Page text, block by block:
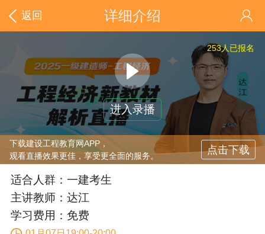
返回 详细介绍
253人已报名
进入录播
下载建设工程教育网APP，
观看直播效果更佳，享受更全面的服务。
点击下载
适合人群：一建考生
主讲教师：达江
学习费用：免费